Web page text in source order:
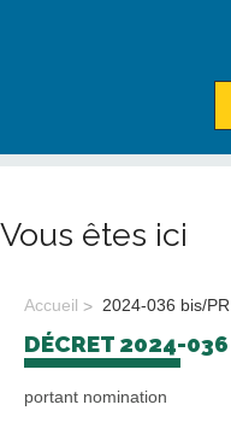
Vous êtes ici
Accueil 2024-036 bis/PR
DÉCRET 2024-
portant nomination